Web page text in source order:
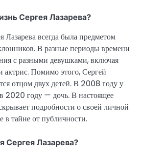
Сергея Лазарева?
Лазарева всегда была предметом
В разные периоды времени
с разными девушками, включая
актрис. Помимо этого, Сергей
отцом двух детей. В 2008 году у
2020 году — дочь. В настоящее
подробности о своей личной
в тайне от публичности.
Сергея Лазарева?